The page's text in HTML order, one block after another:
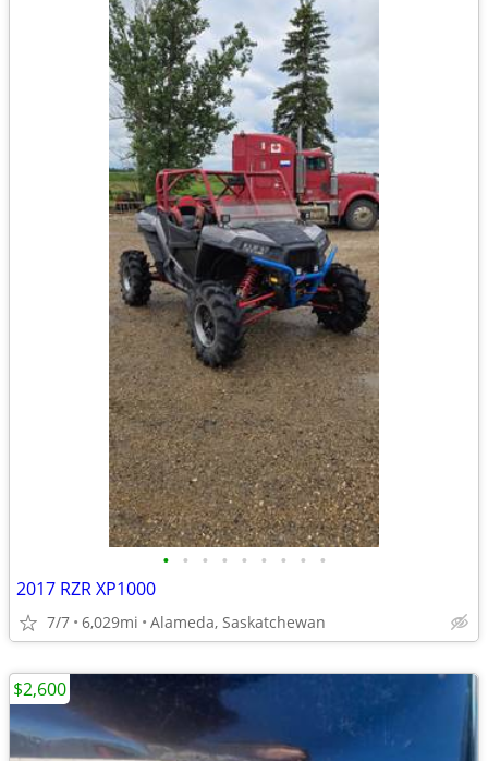
• • • • • • • • •
2017 RZR XP1000
7/7 6,029mi Alameda, Saskatchewan
$2,600